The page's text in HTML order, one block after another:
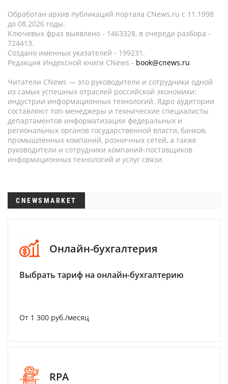
Обработан архив публикаций портала CNews.ru c 11.1998
до 08.2026 годы.
Ключевых фраз выявлено - 1463328, в очереди разбора -
724413.
Создано именных указателей - 199231.
Редакция Индексной книги CNews - book@cnews.ru
Читатели CNews — это руководители и сотрудники одной
из самых успешных отраслей российской экономики:
индустрии информационных технологий. Ядро аудитории
составляют топ-менеджеры и технические специалисты
департаментов информатизации федеральных и
региональных органов государственной власти, банков,
промышленных компаний, розничных сетей, а также
руководители и сотрудники компаний-поставщиков
информационных технологий и услуг связи.
CNEWSMARKET
Онлайн-бухгалтерия
Выбрать тариф на онлайн-бухгалтерию
От 1 300 руб./месяц
RPA